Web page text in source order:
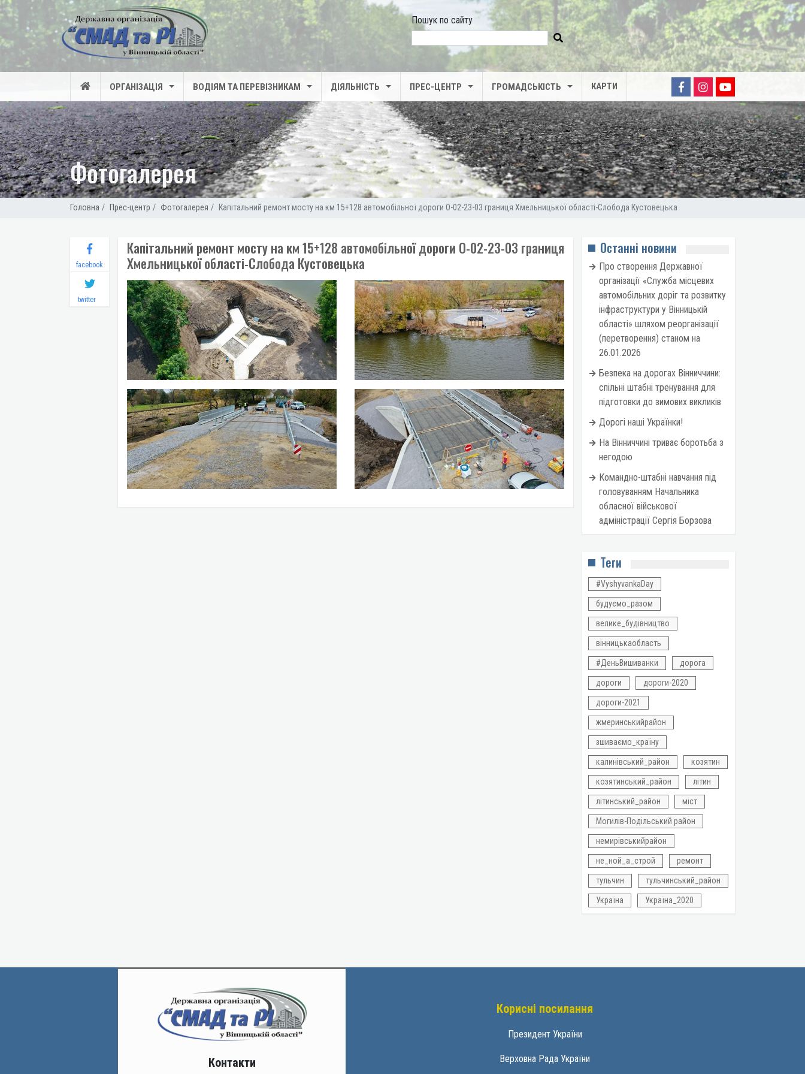
Пошук по сайту
ОРГАНІЗАЦІЯ ВОДІЯМ ТА ПЕРЕВІЗНИКАМ ДІЯЛЬНІСТЬ ПРЕС-ЦЕНТР ГРОМАДСЬКІСТЬ КАРТИ
Головна Прес-центр Фотогалерея Капітальний ремонт мосту на км 15+128 автомобільної дороги О-02-23-03 границя Хмельницької області-Слобода Кустовецька
Фотогалерея
Капітальний ремонт мосту на км 15+128 автомобільної дороги О-02-23-03 границя
Хмельницької області-Слобода Кустовецька
Останні новини
Про створення Державної
організації «Служба місцевих
автомобільних доріг та розвитку
інфраструктури у Вінницькій
області» шляхом реорганізації
(перетворення) станом на
26.01.2026
Безпека на дорогах Вінниччини:
спільні штабні тренування для
підготовки до зимових викликів
Дорогі наші Українки!
На Вінниччині триває боротьба з
негодою
Командно-штабні навчання під
головуванням Начальника
обласної військової
адміністрації Сергія Борзова
Теги
#VyshyvankaDay
будуємо_разом
велике_будівництво
вінницькаобласть
#ДеньВишиванки дорога
дороги дороги-2020
дороги-2021
жмеринськийрайон
зшиваємо_країну
калинівський_район козятин
козятинський_район літин
літинський_район міст
Могилів-Подільський район
немирівськийрайон
не_ной_а_строй ремонт
тульчин тульчинський_район
Україна Україна_2020
facebook
twitter
Контакти
Корисні посилання
Президент України
Верховна Рада України